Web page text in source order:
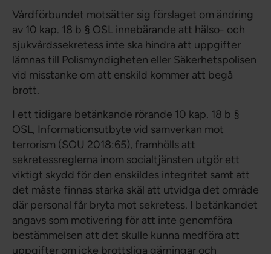
Vårdförbundet motsätter sig förslaget om ändring
av 10 kap. 18 b § OSL innebärande att hälso- och
sjukvårdssekretess inte ska hindra att uppgifter
lämnas till Polismyndigheten eller Säkerhetspolisen
vid misstanke om att enskild kommer att begå
brott.
I ett tidigare betänkande rörande 10 kap. 18 b §
OSL, Informationsutbyte vid samverkan mot
terrorism (SOU 2018:65), framhölls att
sekretessreglerna inom socialtjänsten utgör ett
viktigt skydd för den enskildes integritet samt att
det måste finnas starka skäl att utvidga det område
där personal får bryta mot sekretess. I betänkandet
angavs som motivering för att inte genomföra
bestämmelsen att det skulle kunna medföra att
uppgifter om icke brottsliga gärningar och